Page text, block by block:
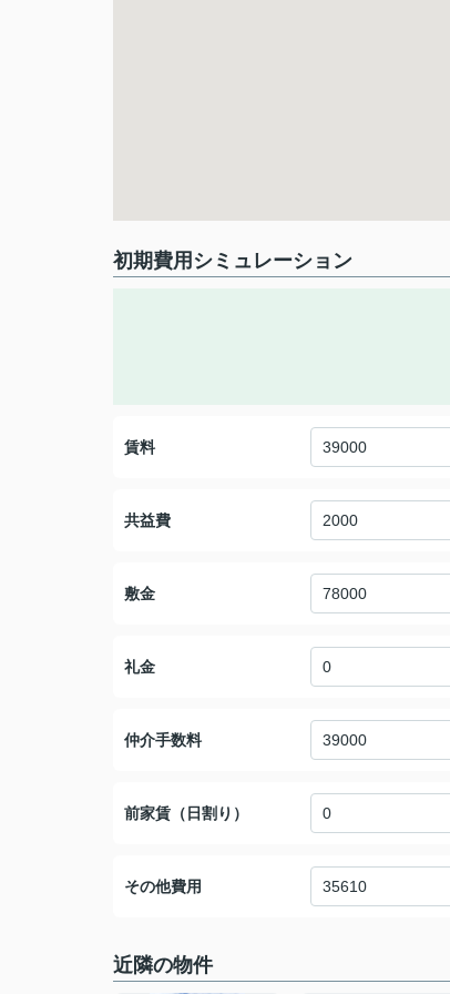
初期費用シミュレーション
賃料
共益費
敷金
礼金
仲介手数料
前家賃（日割り）
その他費用
近隣の物件